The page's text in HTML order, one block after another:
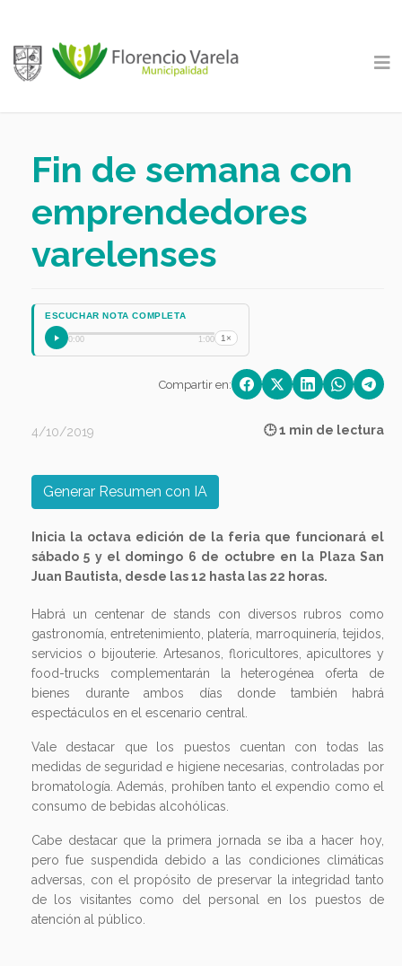
Fin de semana con
emprendedores
varelenses
ESCUCHAR NOTA COMPLETA
0:00 1:00 1×
Compartir en:
4/10/2019 🕒 1 min de lectura
Generar Resumen con IA
Inicia la octava edición de la feria que funcionará el
sábado 5 y el domingo 6 de octubre en la Plaza San
Juan Bautista, desde las 12 hasta las 22 horas.
Habrá un centenar de stands con diversos rubros como
gastronomía, entretenimiento, platería, marroquinería, tejidos,
servicios o bijouterie. Artesanos, floricultores, apicultores y
food-trucks complementarán la heterogénea oferta de
bienes durante ambos días donde también habrá
espectáculos en el escenario central.
Vale destacar que los puestos cuentan con todas las
medidas de seguridad e higiene necesarias, controladas por
bromatología. Además, prohíben tanto el expendio como el
consumo de bebidas alcohólicas.
Cabe destacar que la primera jornada se iba a hacer hoy,
pero fue suspendida debido a las condiciones climáticas
adversas, con el propósito de preservar la integridad tanto
de los visitantes como del personal en los puestos de
atención al público.